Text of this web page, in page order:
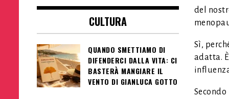
del
Sì,
adatta.
Secondo
CULTURA
QUANDO SMETTIAMO DI
DIFENDERCI DALLA VITA: CI
BASTERÀ MANGIARE IL
VENTO DI GIANLUCA GOTTO